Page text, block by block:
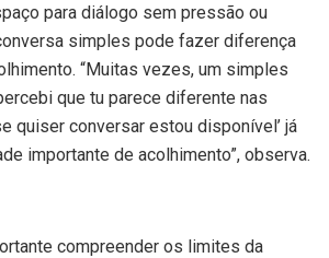
para diálogo sem pressão ou
simples pode fazer diferença
“Muitas vezes, um simples
que tu parece diferente nas
quiser conversar estou disponível’ já
importante de acolhimento”, observa.
compreender os limites da